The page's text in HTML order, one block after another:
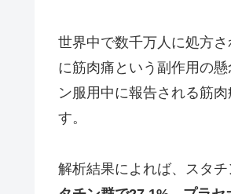
世界中で数千万人に処方
に筋肉痛という副作用の
ン服用中に報告される筋
す。
解析結果によれば、スタチ